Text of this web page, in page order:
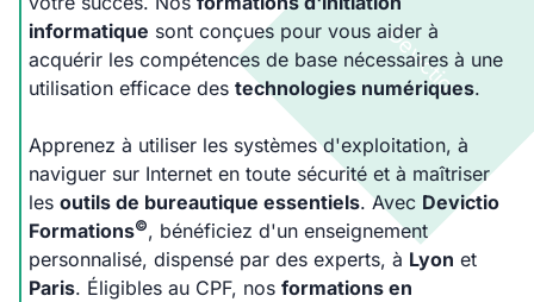
informatique sont conçues pour vous aider à
acquérir les compétences de base nécessaires à une
utilisation efficace des technologies numériques.
Apprenez à utiliser les systèmes d'exploitation, à
naviguer sur Internet en toute sécurité et à maîtriser
les outils de bureautique essentiels. Avec Devictio
Formations©, bénéficiez d'un enseignement
personnalisé, dispensé par des experts, à Lyon et
Paris. Éligibles au CPF, nos formations en